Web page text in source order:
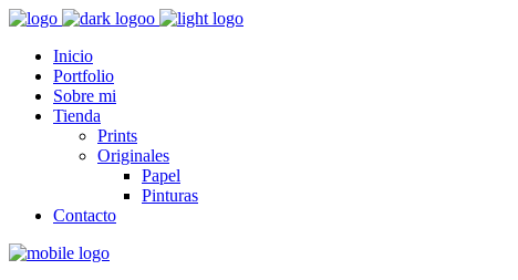
Inicio
Portfolio
Sobre mi
Tienda
Prints
Originales
Papel
Pinturas
Contacto